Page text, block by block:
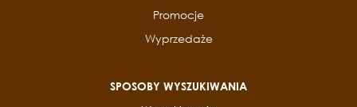
Promocje
Wyprzedaże
SPOSOBY WYSZUKIWANIA